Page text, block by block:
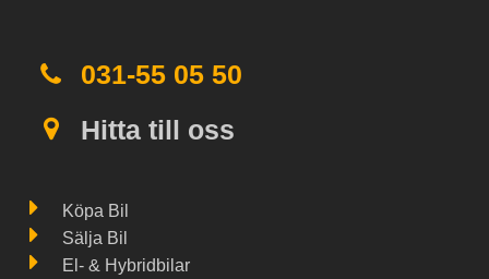
031-55 05 50
Hitta till oss
Köpa Bil
Sälja Bil
El- & Hybridbilar